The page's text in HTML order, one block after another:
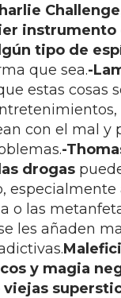
instrumento
tipo de
que sea.-
estas cosas
con el mal y
-
drogas
especialmente
o las
les añaden
y magia
viejas